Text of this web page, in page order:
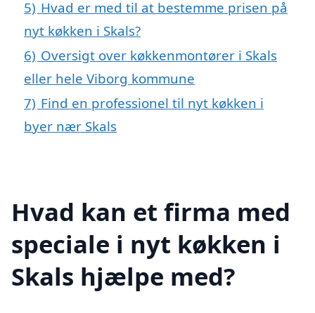
5) Hvad er med til at bestemme prisen på
nyt køkken i Skals?
6) Oversigt over køkkenmontører i Skals
eller hele Viborg kommune
7) Find en professionel til nyt køkken i
byer nær Skals
Hvad kan et firma med
speciale i nyt køkken i
Skals hjælpe med?